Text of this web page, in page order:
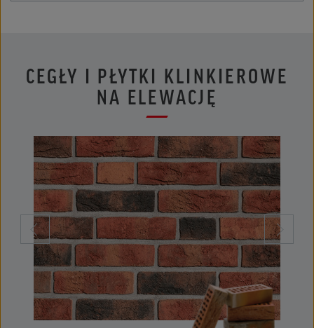
CEGŁY I PŁYTKI KLINKIEROWE
NA ELEWACJĘ